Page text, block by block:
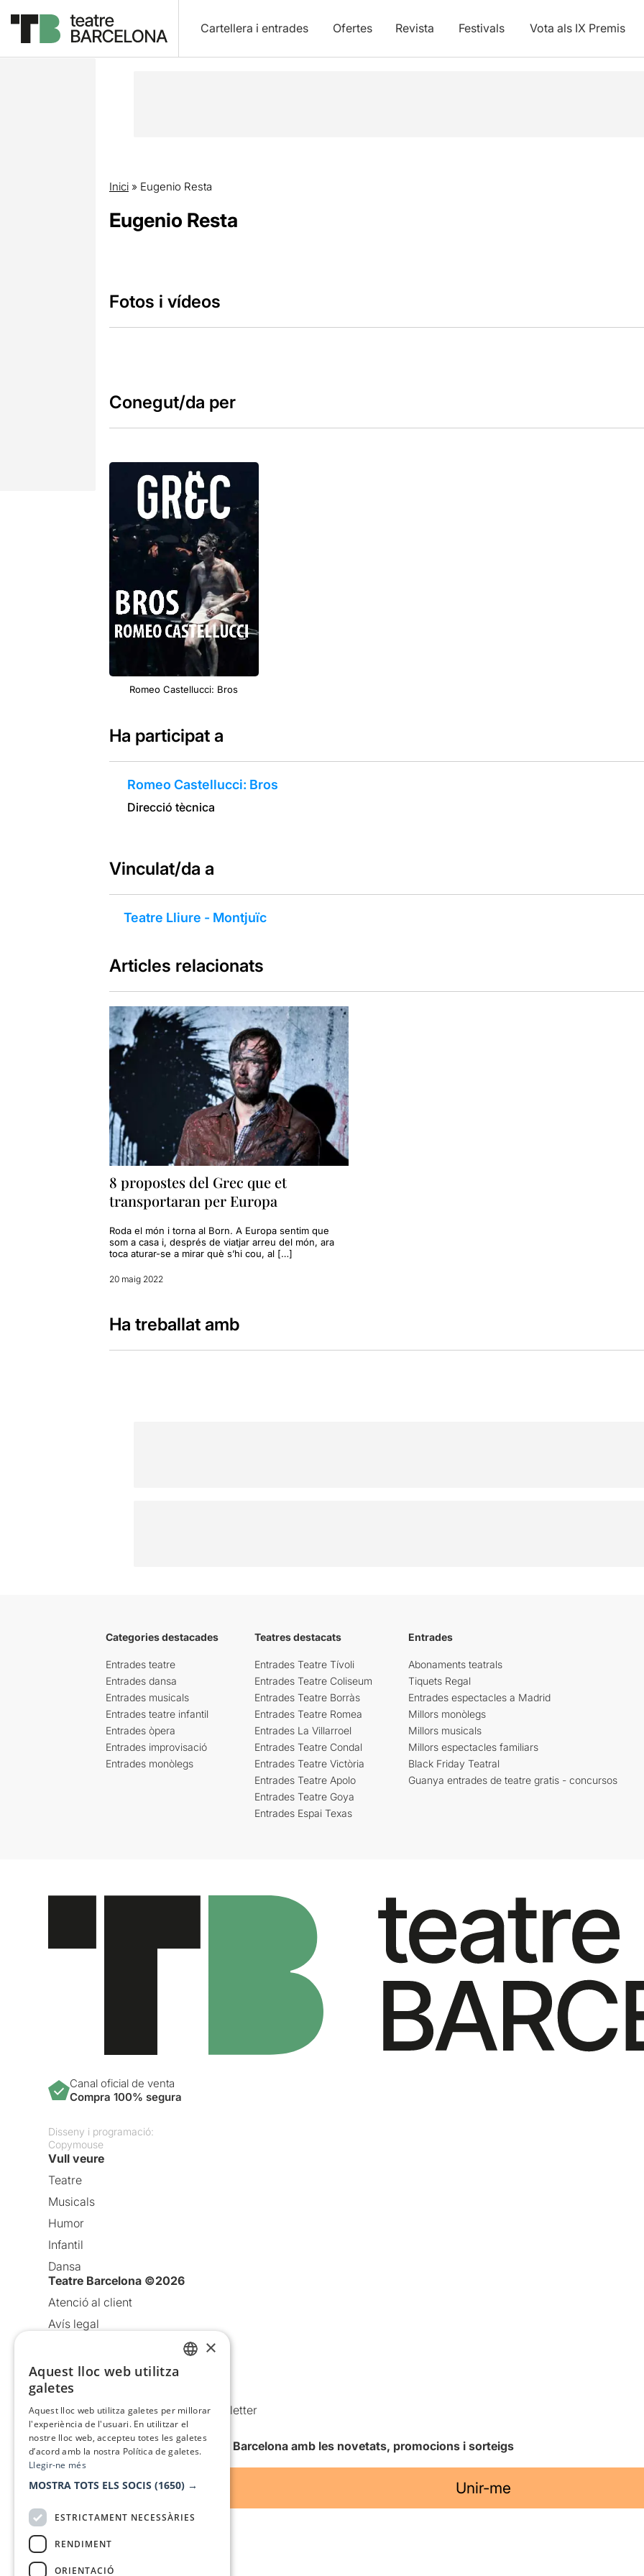
Cartellera i entrades Ofertes Revista Festivals Vota als IX Premis
Inici» Eugenio Resta
Eugenio Resta
Fotos i vídeos
Conegut/da per
Romeo Castellucci: Bros
Ha participat a
Romeo Castellucci: Bros
Direcció tècnica
Vinculat/da a
Teatre Lliure - Montjuïc
Articles relacionats
8 propostes del Grec que et
transportaran per Europa
Roda el món i torna al Born. A Europa sentim que
som a casa i, després de viatjar arreu del món, ara
toca aturar-se a mirar què s’hi cou, al […]
20 maig 2022
Ha treballat amb
Categories destacades
Entrades teatre
Entrades dansa
Entrades musicals
Entrades teatre infantil
Entrades òpera
Entrades improvisació
Entrades monòlegs
Teatres destacats
Entrades Teatre Tívoli
Entrades Teatre Coliseum
Entrades Teatre Borràs
Entrades Teatre Romea
Entrades La Villarroel
Entrades Teatre Condal
Entrades Teatre Victòria
Entrades Teatre Apolo
Entrades Teatre Goya
Entrades Espai Texas
Entrades
Abonaments teatrals
Tiquets Regal
Entrades espectacles a Madrid
Millors monòlegs
Millors musicals
Millors espectacles familiars
Black Friday Teatral
Guanya entrades de teatre gratis - concursos
Canal oficial de venta
Compra 100% segura
Disseny i programació:
Copymouse
Vull veure
Teatre
Musicals
Humor
Infantil
Dansa
Teatre Barcelona ©2026
Atenció al client
Avís legal
Política de cookies
Condicions d’ús
Comunicacions comercials i Newsletter
Anuncia’t
Vull rebre la newsletter de Teatre Barcelona amb les novetats, promocions i sorteigs
Unir-me
×
Aquest lloc web utilitza
galetes
Aquest lloc web utilitza galetes per millorar
l'experiència de l'usuari. En utilitzar el
nostre lloc web, accepteu totes les galetes
d’acord amb la nostra Política de galetes.
Llegir-ne més
MOSTRA TOTS ELS SOCIS (1650) →
ESTRICTAMENT NECESSÀRIES
RENDIMENT
ORIENTACIÓ